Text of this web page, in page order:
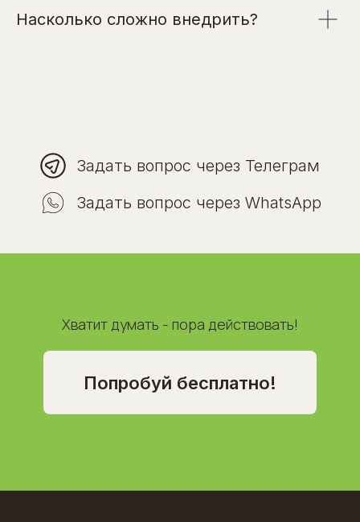
Насколько сложно внедрить?
Задать вопрос через Телеграм
Задать вопрос через WhatsApp
Хватит думать - пора действовать!
Попробуй бесплатно!